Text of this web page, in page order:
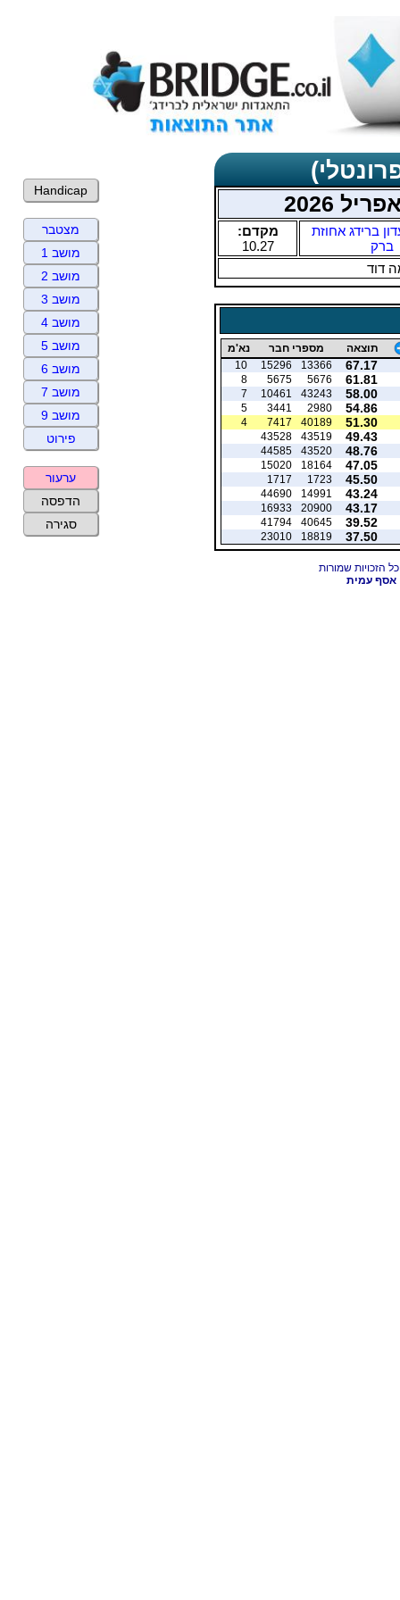
2026
ברידג אחוזת
ברק
מקדם:
10.27
דוד
תוצאה מספרי חבר נא'מ
67.17
13366
15296
10
61.81
5676
5675
8
58.00
43243
10461
7
54.86
2980
3441
5
51.30
40189
7417
4
49.43
43519
43528
48.76
43520
44585
47.05
18164
15020
45.50
1723
1717
43.24
14991
44690
43.17
20900
16933
39.52
40645
41794
37.50
18819
23010
אסף עמית
Handicap
מצטבר
מושב 1
מושב 2
מושב 3
מושב 4
מושב 5
מושב 6
מושב 7
מושב 9
פירוט
ערעור
הדפסה
סגירה